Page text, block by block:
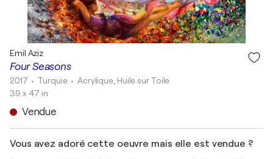
Four Seasons
Emil Aziz
2017 • Turquie • Acrylique, Huile sur Toile
39 x 47 in
Vendue
Vous avez adoré cette oeuvre mais elle est vendue ?